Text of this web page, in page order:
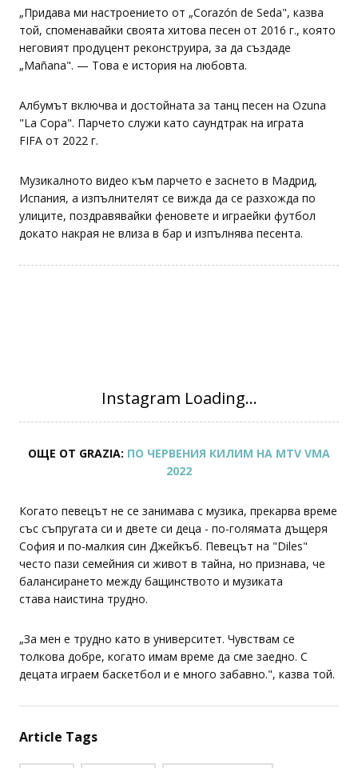
„Придава ми настроението от „Corazón de Seda", казва
той, споменавайки своята хитова песен от 2016 г., която
неговият продуцент реконструира, за да създаде
„Mañana". — Това е история на любовта.
Албумът включва и достойната за танц песен на Ozuna
"La Copa". Парчето служи като саундтрак на играта
FIFA от 2022 г.
Музикалното видео към парчето е заснето в Мадрид,
Испания, а изпълнителят се вижда да се разхожда по
улиците, поздравявайки феновете и играейки футбол
докато накрая не влиза в бар и изпълнява песента.
ОЩЕ ОТ GRAZIA: ПО ЧЕРВЕНИЯ КИЛИМ НА MTV VMA
2022
Когато певецът не се занимава с музика, прекарва време
със съпругата си и двете си деца - по-голямата дъщеря
София и по-малкия син Джейкъб. Певецът на "Diles"
често пази семейния си живот в тайна, но признава, че
балансирането между бащинството и музиката
става наистина трудно.
„За мен е трудно като в университет. Чувствам се
толкова добре, когато имам време да сме заедно. С
децата играем баскетбол и е много забавно.", казва той.
Article Tags